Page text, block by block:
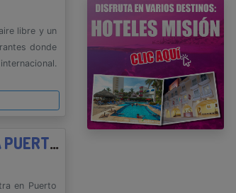
libre y un
donde
VILLA DEL PALMAR BEACH RESORT AND SPA PUERTO VALLARTA
en Puerto